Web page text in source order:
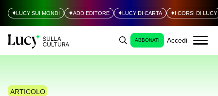
LUCY SUI MONDI ADD EDITORE LUCY DI CARTA I CORSI DI LUCY
ABBONATI Accedi
ARTICOLO